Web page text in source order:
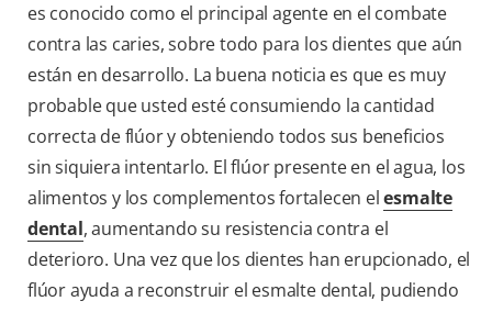
es conocido como el principal agente en el combate
contra las caries, sobre todo para los dientes que aún
están en desarrollo. La buena noticia es que es muy
probable que usted esté consumiendo la cantidad
correcta de flúor y obteniendo todos sus beneficios
sin siquiera intentarlo. El flúor presente en el agua, los
alimentos y los complementos fortalecen elesmalte
dental, aumentando su resistencia contra el
deterioro. Una vez que los dientes han erupcionado, el
flúor ayuda a reconstruir el esmalte dental, pudiendo